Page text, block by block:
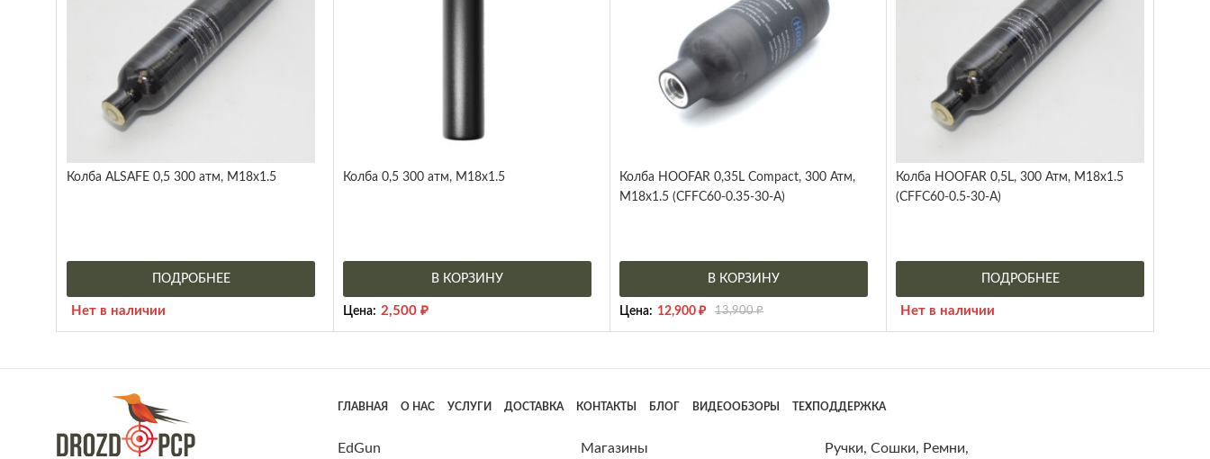
Колба ALSAFE 0,5 300 атм, M18x1.5
ПОДРОБНЕЕ
Нет в наличии
Колба 0,5 300 атм, M18x1.5
В КОРЗИНУ
Цена: 2,500 ₽
Колба HOOFAR 0,35L Compact, 300 Атм,
M18x1.5 (CFFC60-0.35-30-A)
В КОРЗИНУ
Цена: 12,900 ₽ 13,900₽
Колба HOOFAR 0,5L, 300 Атм, M18x1.5
(CFFC60-0.5-30-A)
ПОДРОБНЕЕ
Нет в наличии
ГЛАВНАЯ О НАС УСЛУГИ ДОСТАВКА КОНТАКТЫ БЛОГ ВИДЕООБЗОРЫ ТЕХПОДДЕРЖКА
EdGun Магазины Ручки, Сошки, Ремни,